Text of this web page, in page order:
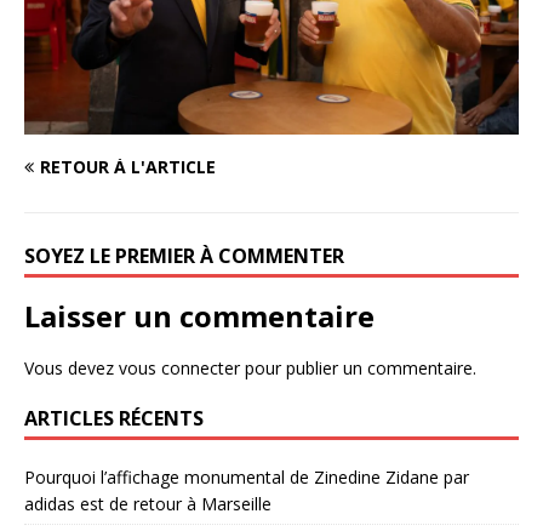
RETOUR À L'ARTICLE
SOYEZ LE PREMIER À COMMENTER
Laisser un commentaire
Vous devez vous connecterpour publier un commentaire.
ARTICLES RÉCENTS
Pourquoi l’affichage monumental de Zinedine Zidane par
adidas est de retour à Marseille